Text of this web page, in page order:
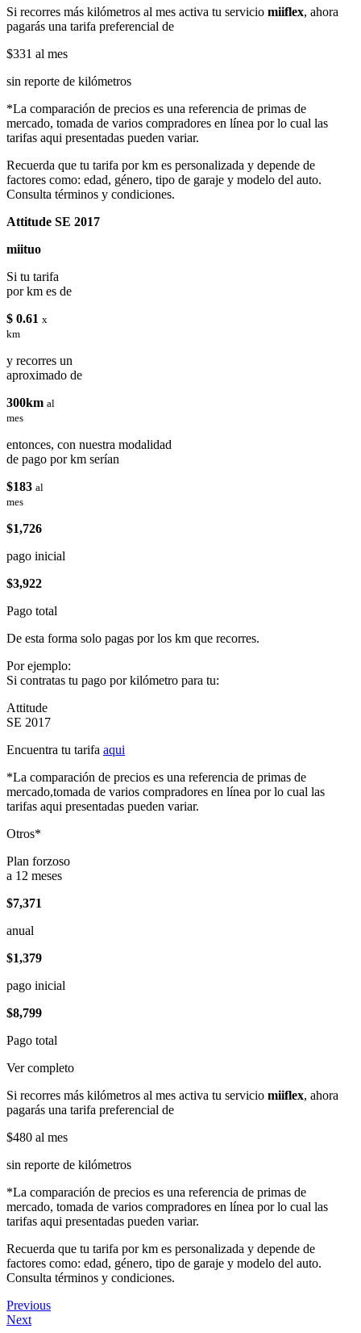
Si recorres más kilómetros al mes activa tu servicio miiflex, ahora
pagarás una tarifa preferencial de
$331 al mes
sin reporte de kilómetros
*La comparación de precios es una referencia de primas de
mercado, tomada de varios compradores en línea por lo cual las
tarifas aqui presentadas pueden variar.
Recuerda que tu tarifa por km es personalizada y depende de
factores como: edad, género, tipo de garaje y modelo del auto.
Consulta términos y condiciones.
Attitude SE 2017
miituo
Si tu tarifa
por km es de
$ 0.61 x
km
y recorres un
aproximado de
300km al
mes
entonces, con nuestra modalidad
de pago por km serían
$183 al
mes
$1,726
pago inicial
$3,922
Pago total
De esta forma solo pagas por los km que recorres.
Por ejemplo:
Si contratas tu pago por kilómetro para tu:
Attitude
SE 2017
Encuentra tu tarifa aqui
*La comparación de precios es una referencia de primas de
mercado,tomada de varios compradores en línea por lo cual las
tarifas aqui presentadas pueden variar.
Otros*
Plan forzoso
a 12 meses
$7,371
anual
$1,379
pago inicial
$8,799
Pago total
Ver completo
Si recorres más kilómetros al mes activa tu servicio miiflex, ahora
pagarás una tarifa preferencial de
$480 al mes
sin reporte de kilómetros
*La comparación de precios es una referencia de primas de
mercado, tomada de varios compradores en línea por lo cual las
tarifas aqui presentadas pueden variar.
Recuerda que tu tarifa por km es personalizada y depende de
factores como: edad, género, tipo de garaje y modelo del auto.
Consulta términos y condiciones.
Previous
Next